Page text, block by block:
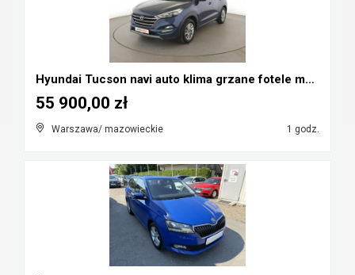
Hyundai Tucson navi auto klima grzane fotele manua...
Warszawa/ mazowieckie 1 godz.
55 900,00 zł